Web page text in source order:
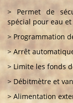
> Permet de
spécial pour eau
> Programmation
> Arrêt
> Limite les fonds
> Débitmètre et
> Alimentation